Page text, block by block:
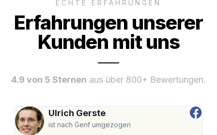
ECHTE ERFAHRUNGEN
Erfahrungen unserer
Kunden mit uns
4.9 von 5 Sternen aus über 800+ Bewertungen.
Ulrich Gerste
ist nach Genf umgezogen